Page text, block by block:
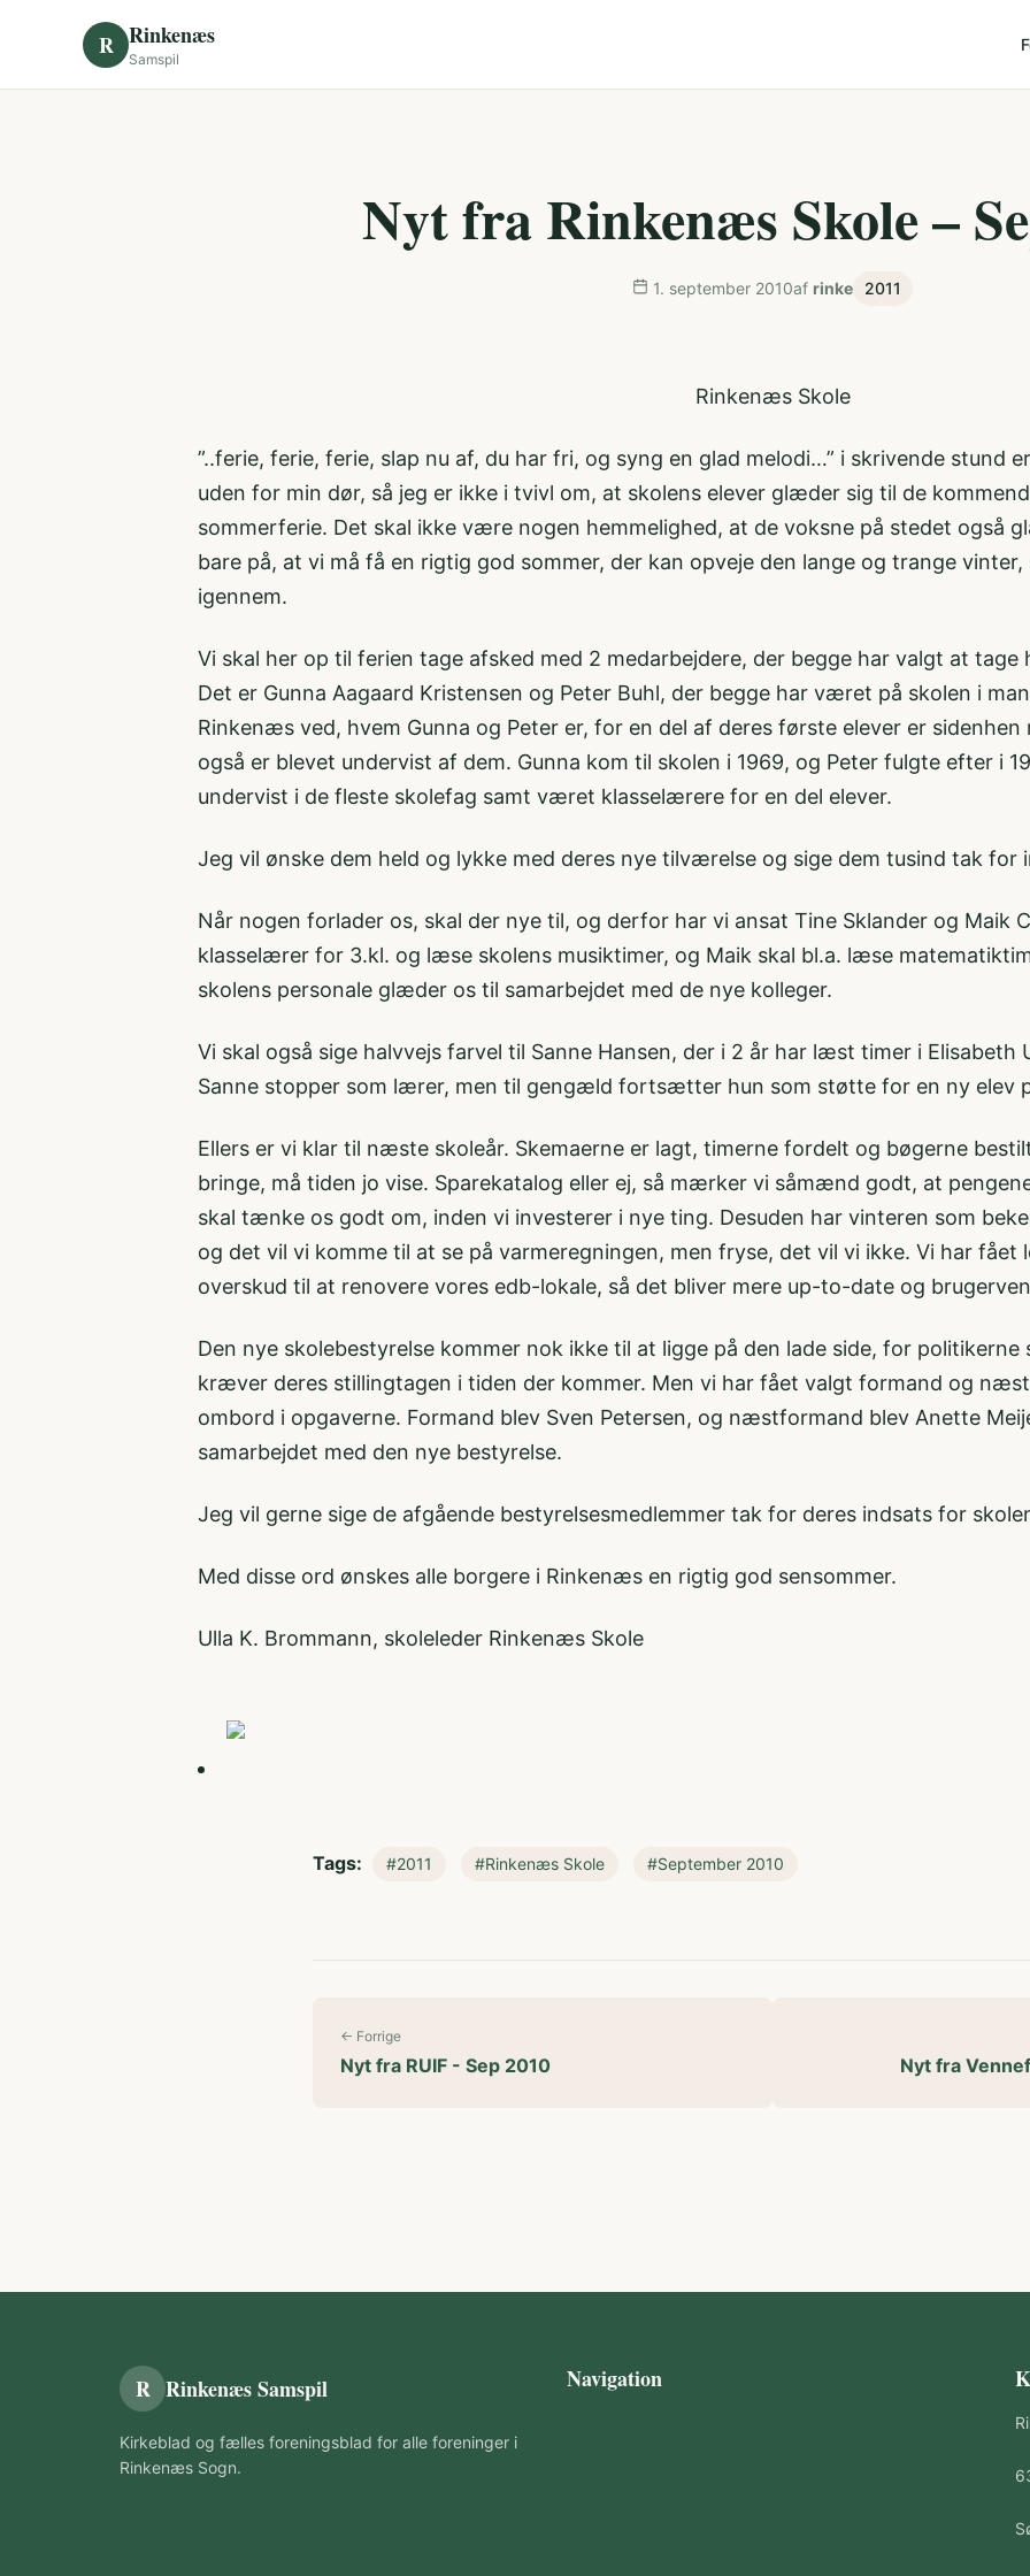
R Rinkenæs
Samspil
Nyt fra Rinkenæs Skole –
1. september 2010af rinke 2011
Rinkenæs Skole
”..ferie, ferie, ferie, slap nu af, du har fri, og syng en glad melodi…” i skrivende stund
uden for min dør, så jeg er ikke i tvivl om, at skolens elever glæder sig til de
sommerferie. Det skal ikke være nogen hemmelighed, at de voksne på stedet også
bare på, at vi må få en rigtig god sommer, der kan opveje den lange og trange
igennem.
Vi skal her op til ferien tage afsked med 2 medarbejdere, der begge har valgt at
Det er Gunna Aagaard Kristensen og Peter Buhl, der begge har været på skolen i
Rinkenæs ved, hvem Gunna og Peter er, for en del af deres første elever er
også er blevet undervist af dem. Gunna kom til skolen i 1969, og Peter fulgte efter i
undervist i de fleste skolefag samt været klasselærere for en del elever.
Jeg vil ønske dem held og lykke med deres nye tilværelse og sige dem tusind tak for
Når nogen forlader os, skal der nye til, og derfor har vi ansat Tine Sklander og Maik
klasselærer for 3.kl. og læse skolens musiktimer, og Maik skal bl.a. læse
skolens personale glæder os til samarbejdet med de nye kolleger.
Vi skal også sige halvvejs farvel til Sanne Hansen, der i 2 år har læst timer i Elisabeth
Sanne stopper som lærer, men til gengæld fortsætter hun som støtte for en ny elev
Ellers er vi klar til næste skoleår. Skemaerne er lagt, timerne fordelt og bøgerne
bringe, må tiden jo vise. Sparekatalog eller ej, så mærker vi såmænd godt, at
skal tænke os godt om, inden vi investerer i nye ting. Desuden har vinteren som
og det vil vi komme til at se på varmeregningen, men fryse, det vil vi ikke. Vi har fået
overskud til at renovere vores edb-lokale, så det bliver mere up-to-date og
Den nye skolebestyrelse kommer nok ikke til at ligge på den lade side, for
kræver deres stillingtagen i tiden der kommer. Men vi har fået valgt formand og
ombord i opgaverne. Formand blev Sven Petersen, og næstformand blev Anette
samarbejdet med den nye bestyrelse.
Jeg vil gerne sige de afgående bestyrelsesmedlemmer tak for deres indsats for
Med disse ord ønskes alle borgere i Rinkenæs en rigtig god sensommer.
Ulla K. Brommann, skoleleder Rinkenæs Skole
Tags: #2011 #Rinkenæs Skole #September 2010
← Forrige
Nyt fra RUIF - Sep 2010 Nyt fra
R Rinkenæs Samspil
Kirkeblad og fælles foreningsblad for alle foreninger i
Rinkenæs Sogn.
Navigation